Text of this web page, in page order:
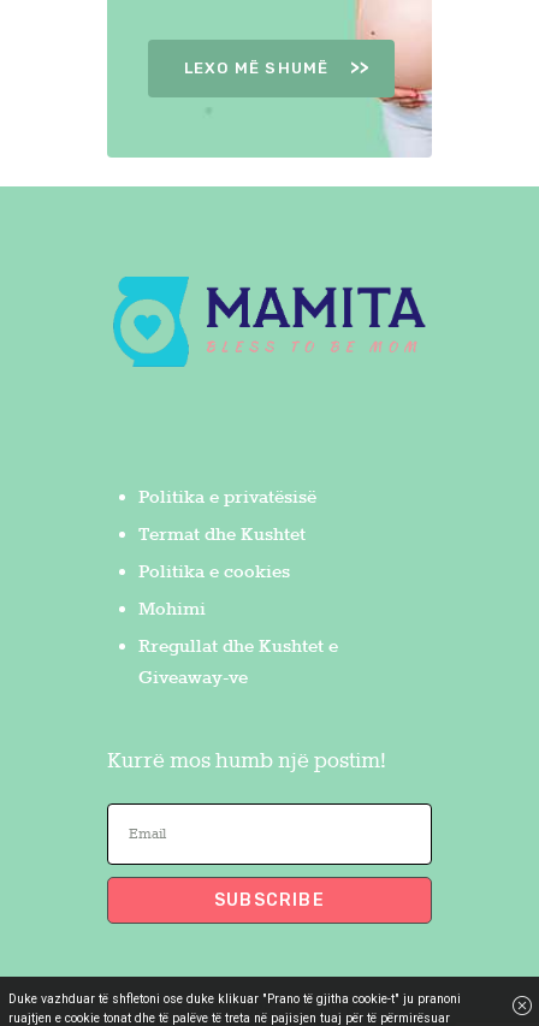
LEXO MË SHUMË
Politika e privatësisë
Termat dhe Kushtet
Politika e cookies
Mohimi
Rregullat dhe Kushtet e
Giveaway-ve
Kurrë mos humb një postim!
Flakron Saidi© 2026. All Rights
Duke vazhduar të shfletoni ose duke klikuar "Prano të gjitha cookie-t" ju pranoni
ruajtjen e cookie tonat dhe të palëve të treta në pajisjen tuaj për të përmirësuar